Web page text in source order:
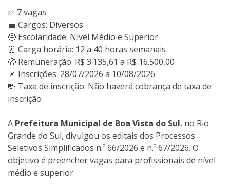
✅ 7 vagas
💼 Cargos: Diversos
🤓 Escolaridade: Nível Médio e Superior
⏰ Carga horária: 12 a 40 horas semanais
🤑 Remuneração: R$ 3.135,61 a R$ 16.500,00
📌 Inscrições: 28/07/2026 a 10/08/2026
💸 Taxa de inscrição: Não haverá cobrança de taxa de
inscrição
A Prefeitura Municipal de Boa Vista do Sul, no Rio
Grande do Sul, divulgou os editais dos Processos
Seletivos Simplificados n.º 66/2026 e n.º 67/2026. O
objetivo é preencher vagas para profissionais de nível
médio e superior.